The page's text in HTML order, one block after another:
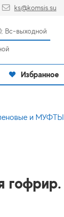
ks@komsis.su
Вс-выходной
Избранное
и МУФТЫ